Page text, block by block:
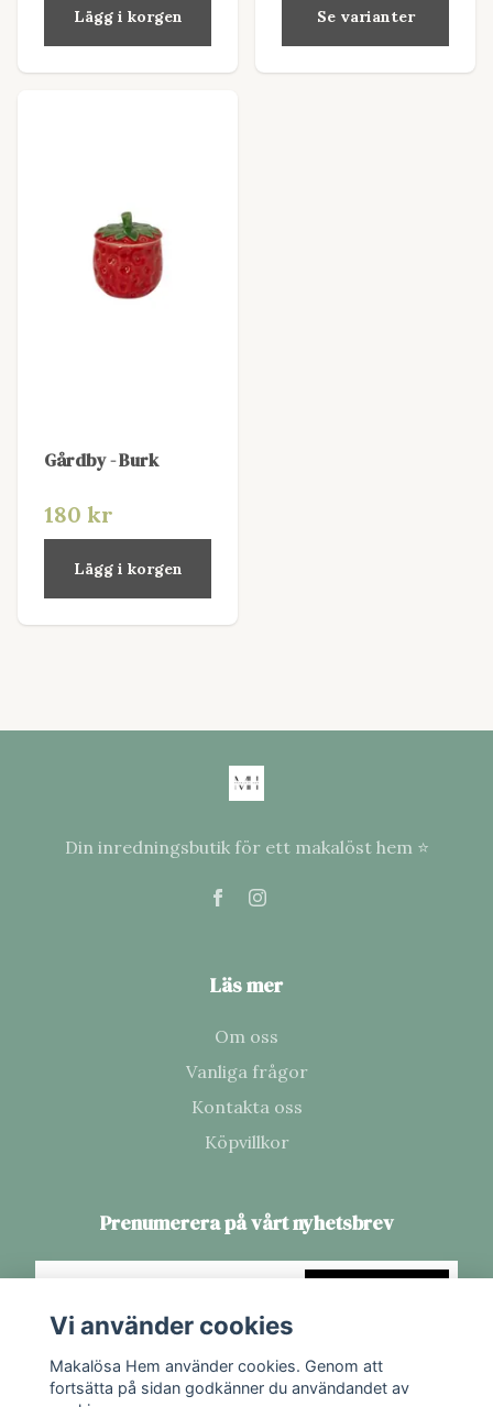
Lägg i korgen Se varianter
Gårdby - Burk
180 kr
Lägg i korgen
Din inredningsbutik för ett makalöst hem ⭐
Läs mer
Om oss
Vanliga frågor
Kontakta oss
Köpvillkor
Prenumerera på vårt nyhetsbrev
Vi använder cookies
Makalösa Hem använder cookies. Genom att
fortsätta på sidan godkänner du användandet av